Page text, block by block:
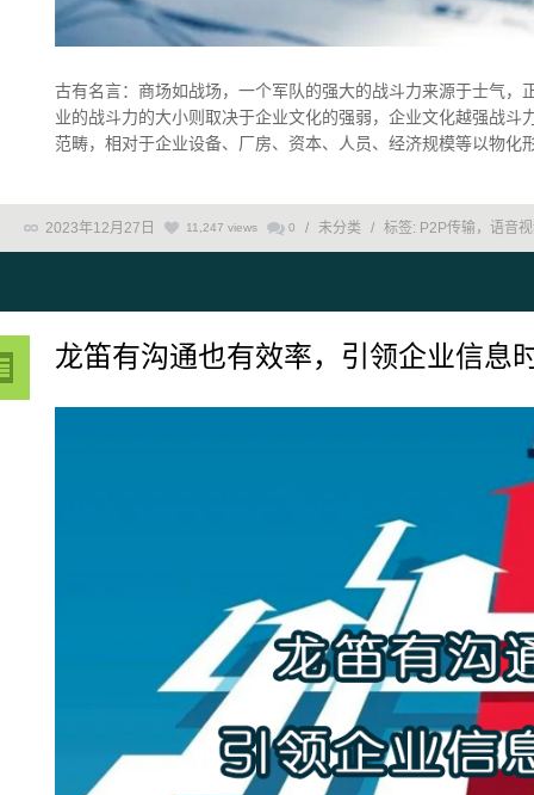
古有名言：商场如战场，一个军队的强大的战斗力来源于士气，
业的战斗力的大小则取决于企业文化的强弱，企业文化越强战
范畴，相对于企业设备、厂房、资本、人员、经济规模等以物
2023年12月27日 11,247 views 0 / 未分类 / 标签: P2P传输，语音
龙笛有沟通也有效率，引领企业信息